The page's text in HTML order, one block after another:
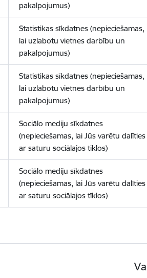
pakalpojumus)
Statistikas sīkdatnes (nepieciešamas,
lai uzlabotu vietnes darbību un
pakalpojumus)
Statistikas sīkdatnes (nepieciešamas,
lai uzlabotu vietnes darbību un
pakalpojumus)
Sociālo mediju sīkdatnes
(nepieciešamas, lai Jūs varētu dalīties
ar saturu sociālajos tīklos)
Sociālo mediju sīkdatnes
(nepieciešamas, lai Jūs varētu dalīties
ar saturu sociālajos tīklos)